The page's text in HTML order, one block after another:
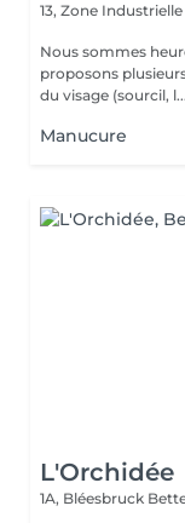
13, Zone Industrielle
Nous sommes
proposons plusieurs services : La
du visage (sourcil, l...
Manucure
L'Orchidée
1A, Bléesbruck